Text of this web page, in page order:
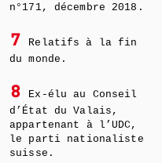
n°171, décembre 2018.
7
Relatifs à la fin
du monde.
8
Ex-élu au Conseil
d’État du Valais,
appartenant à l’UDC,
le parti nationaliste
suisse.